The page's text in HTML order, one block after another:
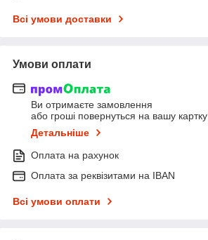
Всі умови доставки
Умови оплати
Ви отримаєте замовлення
або гроші повернуться на вашу картку
Детальніше
Оплата на рахунок
Оплата за реквізитами на IBAN
Всі умови оплати